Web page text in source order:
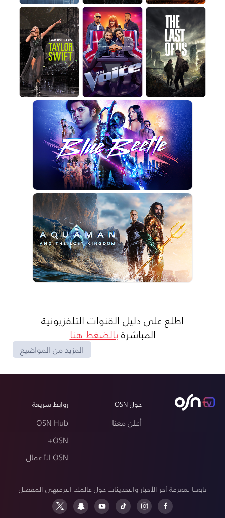
اطلع على دليل القنوات التلفزيونية
المباشرةبالضغط هنا
المزيد من المواضيع
حول OSN
أعلن معنا
روابط سريعة
OSN Hub
OSN+
OSN للأعمال
تابعنا لمعرفة آخر الأخبار والتحديثات حول عالمك الترفيهي المفضل